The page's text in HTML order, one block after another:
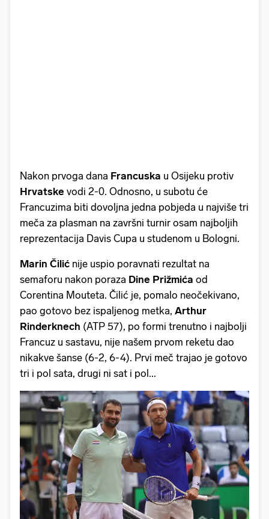
Nakon prvoga dana Francuska u Osijeku protiv
Hrvatske vodi 2-0. Odnosno, u subotu će
Francuzima biti dovoljna jedna pobjeda u najviše tri
meča za plasman na završni turnir osam najboljih
reprezentacija Davis Cupa u studenom u Bologni.
Marin Čilić nije uspio poravnati rezultat na
semaforu nakon poraza Dine Prižmića od
Corentina Mouteta. Čilić je, pomalo neočekivano,
pao gotovo bez ispaljenog metka, Arthur
Rinderknech (ATP 57), po formi trenutno i najbolji
Francuz u sastavu, nije našem prvom reketu dao
nikakve šanse (6-2, 6-4). Prvi meč trajao je gotovo
tri i pol sata, drugi ni sat i pol...